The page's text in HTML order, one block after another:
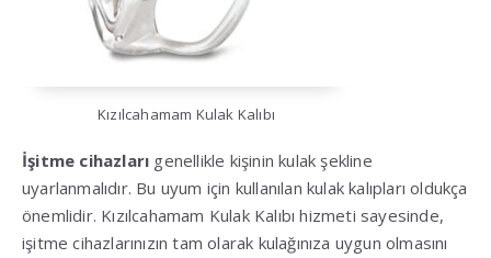
Kızılcahamam Kulak Kalıbı
İşitme cihazları genellikle kişinin kulak şekline
uyarlanmalıdır. Bu uyum için kullanılan kulak kalıpları oldukça
önemlidir. Kızılcahamam Kulak Kalıbı hizmeti sayesinde,
işitme cihazlarınızın tam olarak kulağınıza uygun olmasını